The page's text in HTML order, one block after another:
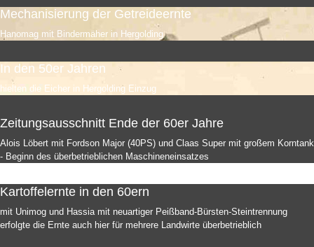
Mechanisierung der Getreideernte
Hanomag mit Bindermäher in Hergolding
In den 50er Jahren
hielten die Eicher in Hergolding Einzug
Zeitungsausschnitt Ende der 60er Jahre
Alois Löbert mit Fordson Major (40PS) und Claas Super mit großem Korntank
- Beginn des überbetrieblichen Maschineneinsatzes
Kartoffelernte in den 60ern
mit Unimog und Hassia mit neuartiger Peißband-Bürsten-Steintrennung
erfolgte die Ernte auch hier für mehrere Landwirte überbetrieblich